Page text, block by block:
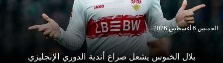
بلال الخنوس يشعل صراع أندية الدوري الإنجليزي
الخميس 6 أغسطس 2026